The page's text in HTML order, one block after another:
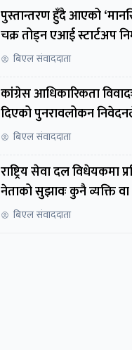
पुस्तान्तरण हुँदै आएको
चक्र तोड्न एआई स्टार्टअप
नेपाली
बिएल संवाददाता
कांग्रेस आधिकारिकता
दिएको पुनरावलोकन
फेरि सुरुदेखि सुनुवाइ हुने
बिएल संवाददाता
राष्ट्रिय सेवा दल विधेयकमा
नेताको सुझावः कुनै व्यक्ति
नेतृत्वबाट निर्देशित हुने संस्था
बिएल संवाददाता